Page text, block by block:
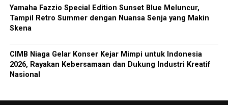
Yamaha Fazzio Special Edition Sunset Blue Meluncur,
Tampil Retro Summer dengan Nuansa Senja yang Makin
Skena
CIMB Niaga Gelar Konser Kejar Mimpi untuk Indonesia
2026, Rayakan Kebersamaan dan Dukung Industri Kreatif
Nasional